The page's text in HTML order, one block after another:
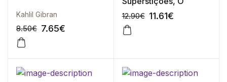
Kahlil Gibran
8.50€ 7.65€
12.90€ 11.61€